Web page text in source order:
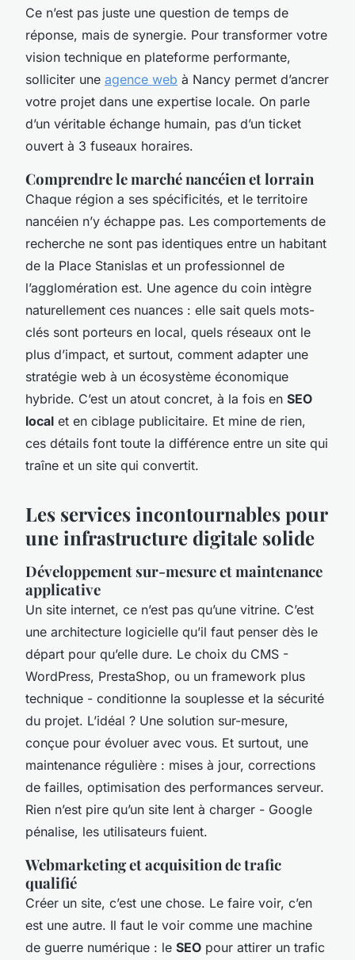
Ce n’est pas juste une question de temps de
réponse, mais de synergie. Pour transformer votre
vision technique en plateforme performante,
solliciter une agence web à Nancy permet d’ancrer
votre projet dans une expertise locale. On parle
d’un véritable échange humain, pas d’un ticket
ouvert à 3 fuseaux horaires.
Comprendre le marché nancéien et lorrain
Chaque région a ses spécificités, et le territoire
nancéien n’y échappe pas. Les comportements de
recherche ne sont pas identiques entre un habitant
de la Place Stanislas et un professionnel de
l’agglomération est. Une agence du coin intègre
naturellement ces nuances : elle sait quels mots-
clés sont porteurs en local, quels réseaux ont le
plus d’impact, et surtout, comment adapter une
stratégie web à un écosystème économique
hybride. C’est un atout concret, à la fois en SEO
local et en ciblage publicitaire. Et mine de rien,
ces détails font toute la différence entre un site qui
traîne et un site qui convertit.
Les services incontournables pour
une infrastructure digitale solide
Développement sur-mesure et maintenance
applicative
Un site internet, ce n’est pas qu’une vitrine. C’est
une architecture logicielle qu’il faut penser dès le
départ pour qu’elle dure. Le choix du CMS -
WordPress, PrestaShop, ou un framework plus
technique - conditionne la souplesse et la sécurité
du projet. L’idéal ? Une solution sur-mesure,
conçue pour évoluer avec vous. Et surtout, une
maintenance régulière : mises à jour, corrections
de failles, optimisation des performances serveur.
Rien n’est pire qu’un site lent à charger - Google
pénalise, les utilisateurs fuient.
Webmarketing et acquisition de trafic
qualifié
Créer un site, c’est une chose. Le faire voir, c’en
est une autre. Il faut le voir comme une machine
de guerre numérique : le SEO pour attirer un trafic